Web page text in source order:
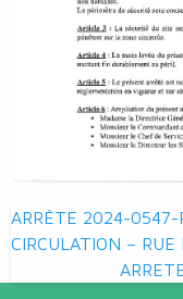
Navigation
de
l’article
ARRÊTE 2024-0547-
CIRCULATION – RUE